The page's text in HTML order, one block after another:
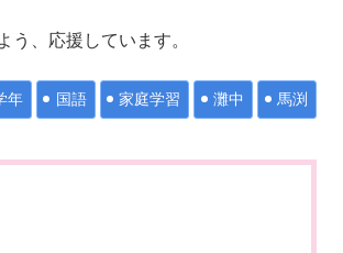
、応援しています。
年 国語 家庭学習 灘中 馬渕